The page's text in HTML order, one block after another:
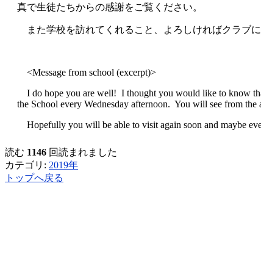
真で生徒たちからの感謝をご覧ください。
また学校を訪れてくれること、よろしければクラブ
<Message from school (excerpt)>
I do hope you are well! I thought you would like to know
the School every Wednesday afternoon. You will see from
Hopefully you will be able to visit again soon and maybe
読む 1146 回読まれました
カテゴリ: 2019年
トップへ戻る